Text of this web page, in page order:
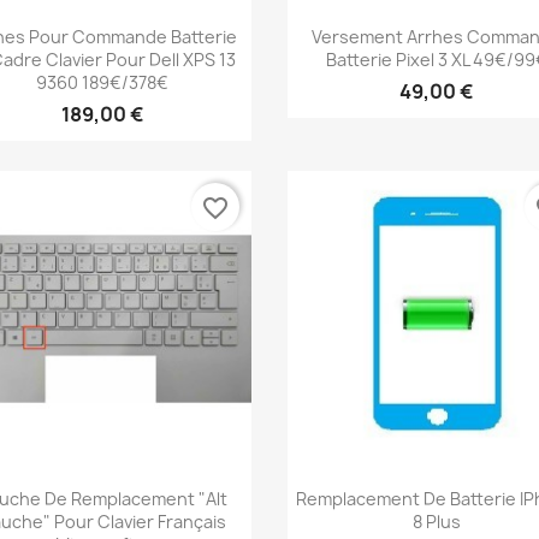
Aperçu rapide
Pour Commande Batterie
Clavier Pour Dell XPS 13
9360 189€/378€
189,00 €
Aperçu rapide
Versement Arrhes
Batterie Pixel 3 XL 49€/
49,00 €
Aperçu rapide
De Remplacement "alt
Pour Clavier Français
favorite_border
Aperçu rapide
Remplacement De Batterie
8 Plus